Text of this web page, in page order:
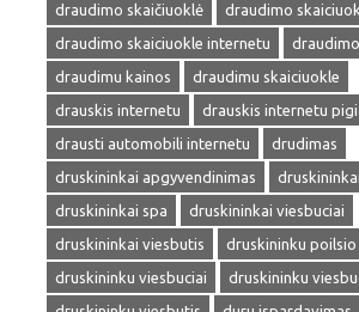
draudimo skaičiuoklė
draudimo
draudimo skaiciuokle internetu
draudimu kainos
draudimu skaiciuokle
drauskis internetu
drauskis internetu
drausti automobili internetu
drudimas
druskininkai apgyvendinimas
druskininkai spa
druskininkai viesbuciai
druskininkai viesbutis
druskininku poilsio
druskininku viesbuciai
druskininku